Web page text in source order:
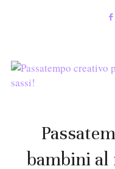
bambini al